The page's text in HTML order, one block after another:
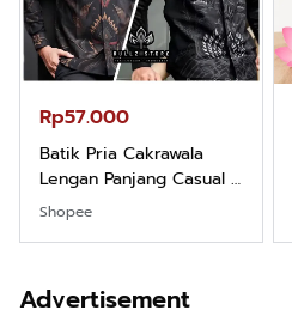
Rp57.000
Batik Pria Cakrawala
Lengan Panjang Casual -
Kemeja Batik Pria
Dewasa Lengan Panjang
Santai Slimfit Formal
Shopee
Advertisement